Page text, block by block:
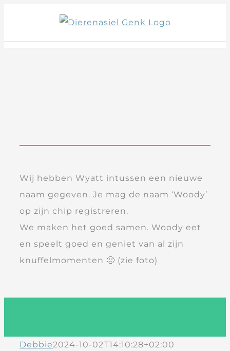
content
Wij hebben Wyatt intussen een nieuwe
naam gegeven. Je mag de naam ‘Woody’
op zijn chip registreren.
We maken het goed samen. Woody eet
en speelt goed en geniet van al zijn
knuffelmomenten 🙂 (zie foto)
Debbie2024-10-02T14:10:28+02:00